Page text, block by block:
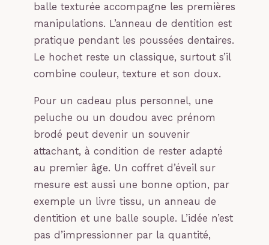
balle texturée accompagne les premières
manipulations. L’anneau de dentition est
pratique pendant les poussées dentaires.
Le hochet reste un classique, surtout s’il
combine couleur, texture et son doux.
Pour un cadeau plus personnel, une
peluche ou un doudou avec prénom
brodé peut devenir un souvenir
attachant, à condition de rester adapté
au premier âge. Un coffret d’éveil sur
mesure est aussi une bonne option, par
exemple un livre tissu, un anneau de
dentition et une balle souple. L’idée n’est
pas d’impressionner par la quantité,